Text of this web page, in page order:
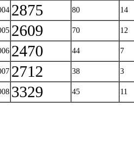
2875 80 14
2609 70 12
2470 44 7
2712 38 3
3329 45 11